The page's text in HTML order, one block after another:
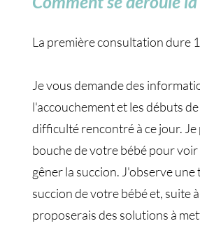
La première consultation dure
Je vous demande des
l'accouchement et les débuts
difficulté rencontré à ce jour.
bouche de votre bébé pour
gêner la succion. J'observe
succion de votre bébé et, suite
proposerais des solutions à